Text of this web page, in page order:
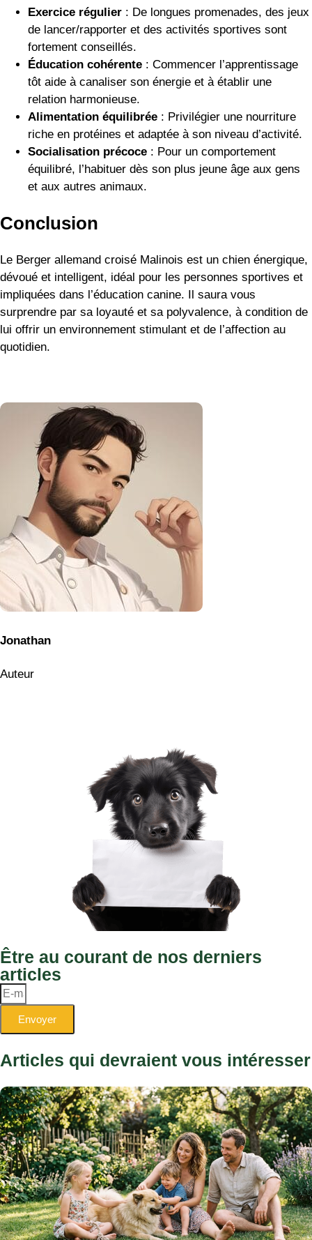
Exercice régulier : De longues promenades, des jeux
de lancer/rapporter et des activités sportives sont
fortement conseillés.
Éducation cohérente : Commencer l’apprentissage
tôt aide à canaliser son énergie et à établir une
relation harmonieuse.
Alimentation équilibrée : Privilégier une nourriture
riche en protéines et adaptée à son niveau d’activité.
Socialisation précoce : Pour un comportement
équilibré, l’habituer dès son plus jeune âge aux gens
et aux autres animaux.
Conclusion
Le Berger allemand croisé Malinois est un chien énergique,
dévoué et intelligent, idéal pour les personnes sportives et
impliquées dans l’éducation canine. Il saura vous
surprendre par sa loyauté et sa polyvalence, à condition de
lui offrir un environnement stimulant et de l’affection au
quotidien.
Jonathan
Auteur
Être au courant de nos derniers
articles
Envoyer
Articles qui devraient vous intéresser